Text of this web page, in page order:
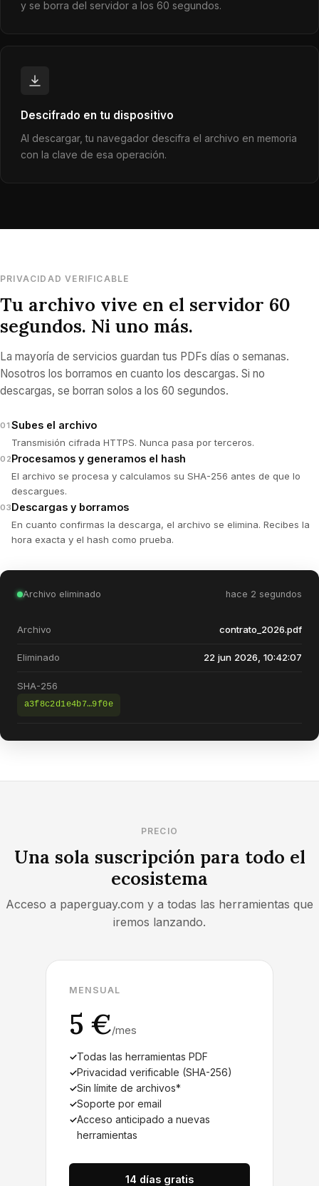
y se borra del servidor a los 60 segundos.
Descifrado en tu dispositivo
Al descargar, tu navegador descifra el archivo en memoria
con la clave de esa operación.
PRIVACIDAD VERIFICABLE
Tu archivo vive en el servidor 60
segundos. Ni uno más.
La mayoría de servicios guardan tus PDFs días o semanas.
Nosotros los borramos en cuanto los descargas. Si no
descargas, se borran solos a los 60 segundos.
01 Subes el archivo
Transmisión cifrada HTTPS. Nunca pasa por terceros.
02Procesamos y generamos el hash
El archivo se procesa y calculamos su SHA-256 antes de que lo
descargues.
03Descargas y borramos
En cuanto confirmas la descarga, el archivo se elimina. Recibes la
hora exacta y el hash como prueba.
Archivo eliminado hace 2 segundos
Archivo contrato_2026.pdf
Eliminado 22 jun 2026, 10:42:07
SHA-256
a3f8c2d1e4b7…9f0e
PRECIO
Una sola suscripción para todo el
ecosistema
Acceso a paperguay.com y a todas las herramientas que
iremos lanzando.
MENSUAL
5 €/mes
Todas las herramientas PDF
Privacidad verificable (SHA-256)
Sin límite de archivos*
Soporte por email
Acceso anticipado a nuevas
herramientas
14 días gratis